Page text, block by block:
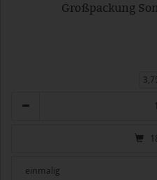
Großpackung